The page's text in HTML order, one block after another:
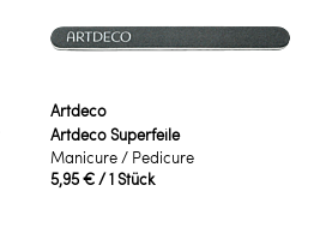
Artdeco
Artdeco Superfeile
Manicure / Pedicure
5,95 €/ 1 Stück